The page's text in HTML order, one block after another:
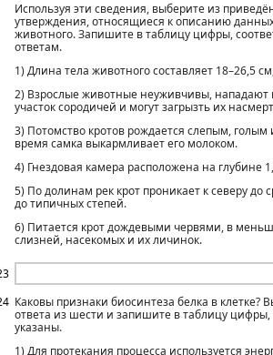
Используя эти сведения, выберите из
утверждения, относящиеся к описанию
животного. Запишите в таблицу цифры,
ответам.
1) Длина тела животного составляет 18–26,5
2) Взрослые животные неуживчивы, нападают
участок сородичей и могут загрызть их
3) Потомство кротов рождается слепым,
время самка выкармливает его молоком.
4) Гнездовая камера расположена на глубине
5) По долинам рек крот проникает к северу до
до типичных степей.
6) Питается крот дождевыми червями, в
слизней, насекомых и их личинок.
Каковы признаки биосинтеза белка в клетке?
ответа из шести и запишите в таблицу
указаны.
1) Для протекания процесса используется